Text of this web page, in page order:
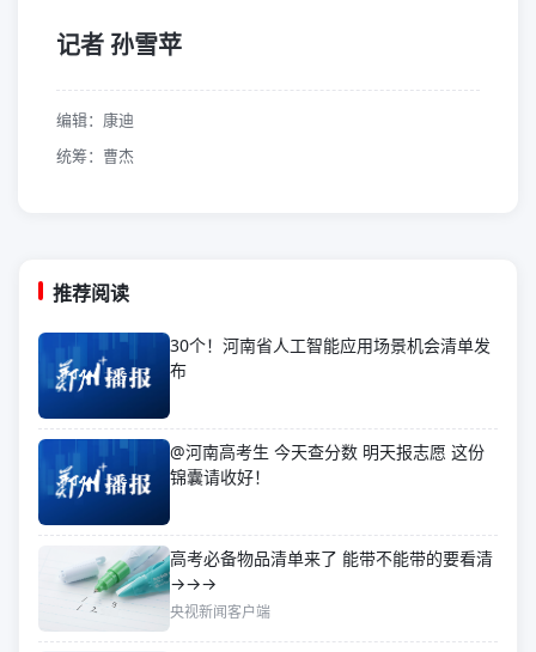
记者 孙雪苹
编辑：康迪
统筹：曹杰
推荐阅读
30个！河南省人工智能应用场景机会清单发
布
@河南高考生 今天查分数 明天报志愿 这份
锦囊请收好！
高考必备物品清单来了 能带不能带的要看清
→→→
央视新闻客户端